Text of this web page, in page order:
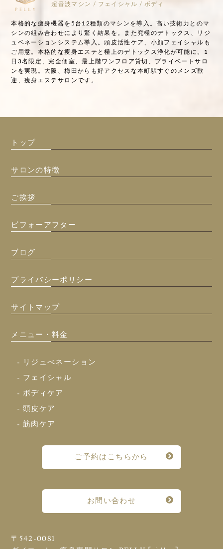
超音波マシン / フェイシャル / ボディ
本格的な痩身機器を5台12種類のマシンを導入。高い技術力とのマ
シンの組み合わせにより驚く結果を。また究極のデトックス、リジ
ュベネーションシステム導入。頭皮活性ケア、小顔フェイシャルも
ご用意。本格的な痩身エステと極上のデトックス浄化が可能に。1
日3名限定、完全個室、最上階ワンフロア貸切、プライベートサロ
ンを実現。大阪、梅田からも好アクセスな本町駅すぐのメンズ歓
迎、痩身エステサロンです。
トップ
サロンの特徴
ご挨拶
ビフォーアフター
ブログ
プライバシーポリシー
サイトマップ
メニュー・料金
- リジュべネーション
- フェイシャル
- ボディケア
- 頭皮ケア
- 筋肉ケア
ご予約はこちらから
お問い合わせ
〒542-0081